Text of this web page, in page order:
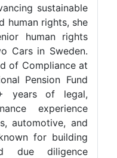
sustainable
human rights, she
human rights
Cars in Sweden.
of Compliance at
Pension Fund
years of legal,
experience
automotive, and
for building
due diligence